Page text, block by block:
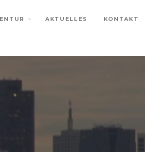
AKTUELLES KONTAKT